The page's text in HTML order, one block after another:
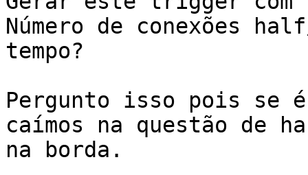
Número de conexões
tempo?
Pergunto isso pois se é
caímos na questão
na borda.